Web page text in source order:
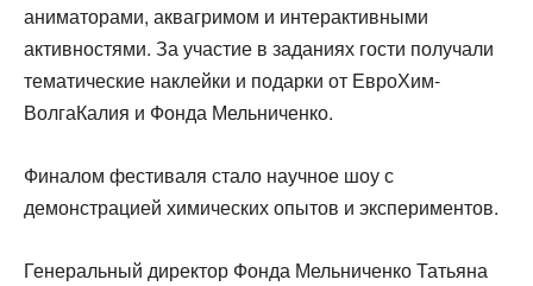
аниматорами, аквагримом и интерактивными
активностями. За участие в заданиях гости получали
тематические наклейки и подарки от ЕвроХим-
ВолгаКалия и Фонда Мельниченко.
Финалом фестиваля стало научное шоу с
демонстрацией химических опытов и экспериментов.
Генеральный директор Фонда Мельниченко Татьяна